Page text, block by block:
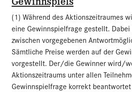
(1) Während des Aktionszeitraumes
eine Gewinnspielfrage gestellt. Dabei
zwischen vorgegebenen
Sämtliche Preise werden auf der
vorgestellt. Der/die Gewinner wird/
Aktionszeitraums unter allen
Gewinnspielfrage korrekt